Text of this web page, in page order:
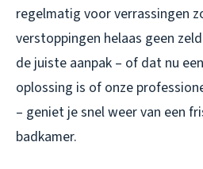
regelmatig voor verrassingen
verstoppingen helaas geen
de juiste aanpak – of dat nu
oplossing is of onze
– geniet je snel weer van een
badkamer.